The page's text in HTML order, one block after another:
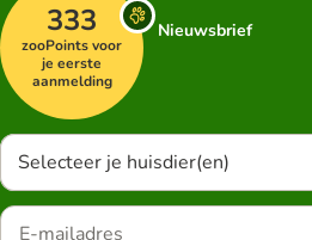
333
zooPoints voor
je eerste
aanmelding
Nieuwsbrief
Selecteer je huisdier(en)